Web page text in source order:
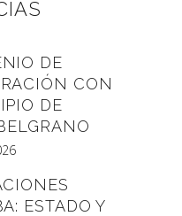
DE
CON
DE
ESTADO Y